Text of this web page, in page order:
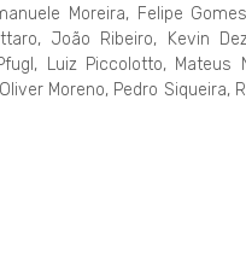
Moreira, Felipe
João Ribeiro, Kevin
Luiz Piccolotto, Mateus
Moreno, Pedro Siqueira,